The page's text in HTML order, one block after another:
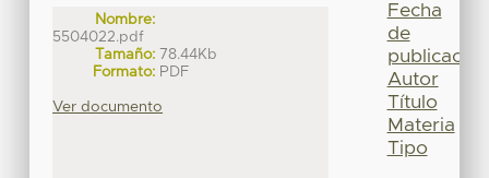
Nombre:
5504022.pdf
Tamaño: 78.44Kb
Formato: PDF
Ver documento
Fecha
de
publicación
Autor
Título
Materia
Tipo